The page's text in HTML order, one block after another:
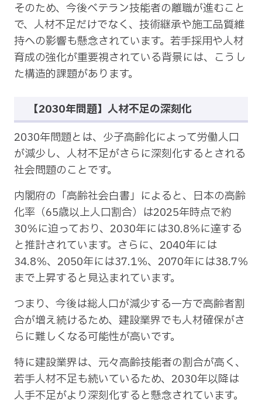
そのため、今後ベテラン技能者の離職が進むこと
で、人材不足だけでなく、技術継承や施工品質維
持への影響も懸念されています。若手採用や人材
育成の強化が重要視されている背景には、こうし
た構造的課題があります。
【2030年問題】人材不足の深刻化
2030年問題とは、少子高齢化によって労働人口
が減少し、人材不足がさらに深刻化するとされる
社会問題のことです。
内閣府の「高齢社会白書」によると、日本の高齢
化率（65歳以上人口割合）は2025年時点で約
30％に迫っており、2030年には30.8％に達する
と推計されています。さらに、2040年には
34.8％、2050年には37.1％、2070年には38.7％
まで上昇すると見込まれています。
つまり、今後は総人口が減少する一方で高齢者割
合が増え続けるため、建設業界でも人材確保がさ
らに難しくなる可能性が高いです。
特に建設業界は、元々高齢技能者の割合が高く、
若手人材不足も続いているため、2030年以降は
人手不足がより深刻化すると懸念されています。